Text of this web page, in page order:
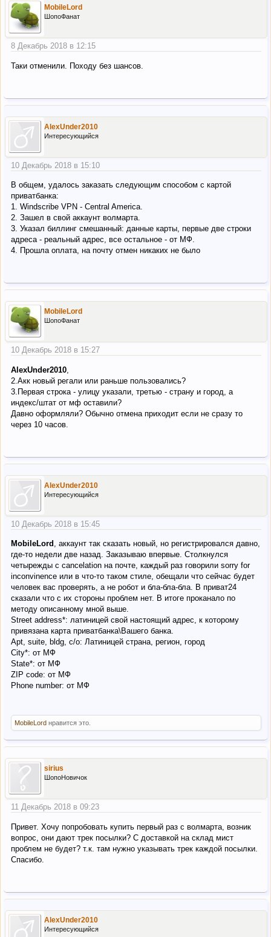
MobileLord
ШопоФанат
8 Декабрь 2018 в 12:15
Таки отменили. Походу без шансов.
AlexUnder2010
Интересующийся
10 Декабрь 2018 в 15:10
В общем, удалось заказать следующим способом с картой
приватбанка:
1. Windscribe VPN - Central America.
2. Зашел в свой аккаунт волмарта.
3. Указал биллинг смешанный: данные карты, первые две строки
адреса - реальный адрес, все остальное - от МФ.
4. Прошла оплата, на почту отмен никаких не было
MobileLord
ШопоФанат
10 Декабрь 2018 в 15:27
AlexUnder2010
2.Акк новый регали или раньше пользовались?
3.Первая строка - улицу указали, третью - страну и город, а
индекс/штат от мф оставили?
Давно оформляли? Обычно отмена приходит если не сразу то
через 10 часов.
AlexUnder2010
Интересующийся
10 Декабрь 2018 в 15:45
MobileLord , аккаунт так сказать новый, но регистрировался давно,
где-то недели две назад. Заказываю впервые. Столкнулся
четырежды с cancelation на почте, каждый раз говорили sorry for
inconvinence или в что-то таком стиле, обещали что сейчас будет
человек вас проверять, а не робот и бла-бла-бла. В приват24
сказали что с их стороны проблем нет. В итоге проканало по
методу описанному мной выше.
Street address*: латиницей свой настоящий адрес, к которому
привязана карта приватбанка\Вашего банка.
Apt, suite, bldg, c/o: Латиницей страна, регион, город
City*: от МФ
State*: от МФ
ZIP code: от МФ
Phone number: от МФ
MobileLord нравится это.
sirius
ШопоНовичок
11 Декабрь 2018 в 09:23
Привет. Хочу попробовать купить первый раз с волмарта, возник
вопрос, они дают трек посылки? С доставкой на склад мист
проблем не будет? т.к. там нужно указывать трек каждой посылки.
Спасибо.
AlexUnder2010
Интересующийся